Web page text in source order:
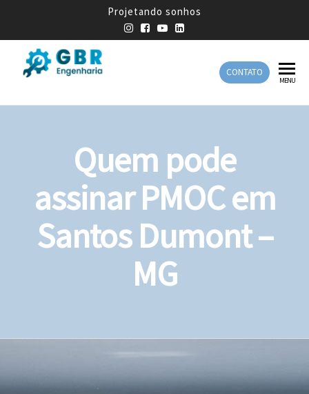
Projetando sonhos
Engenharia
Engenharia
CONTATO
MENU
Quem pode
assinar PMOC em
Santos Dumont –
MG